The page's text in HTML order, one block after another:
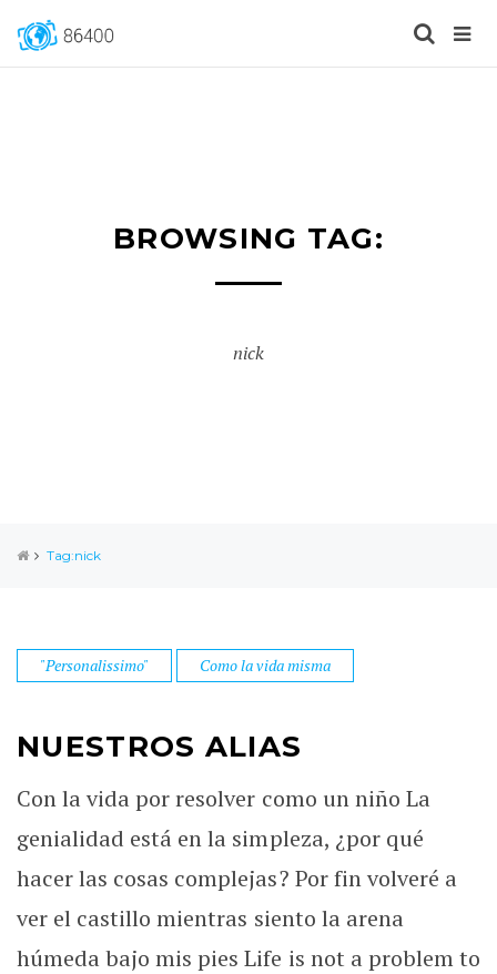
BROWSING TAG:
nick
Tag:nick
"Personalissimo" Como la vida misma
NUESTROS ALIAS
Con la vida por resolver como un niño La
genialidad está en la simpleza, ¿por qué
hacer las cosas complejas? Por fin volveré a
ver el castillo mientras siento la arena
húmeda bajo mis pies Life is not a problem to